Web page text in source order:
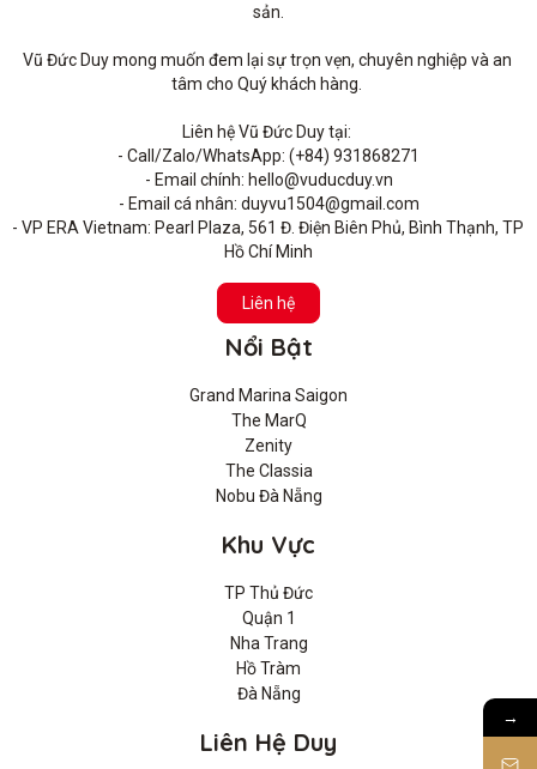
sản.
Vũ Đức Duy mong muốn đem lại sự trọn vẹn, chuyên nghiệp và an
tâm cho Quý khách hàng.
Liên hệ Vũ Đức Duy tại:
- Call/Zalo/WhatsApp: (+84) 931868271
- Email chính: hello@vuducduy.vn
- Email cá nhân: duyvu1504@gmail.com
- VP ERA Vietnam: Pearl Plaza, 561 Đ. Điện Biên Phủ, Bình Thạnh, TP
Hồ Chí Minh
Liên hệ
Nổi Bật
Grand Marina Saigon
The MarQ
Zenity
The Classia
Nobu Đà Nẵng
Khu Vực
TP Thủ Đức
Quận 1
Nha Trang
Hồ Tràm
Đà Nẵng
Liên Hệ Duy
→